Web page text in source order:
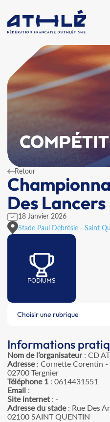
Retour
Des
18 Janvier 2026
Stade Paul Debrésie - Saint
PODIUMS
Choisir une rubrique
Informations
Nom de l’organisateur: CD
Adresse: Cornette Corentin -
02700 Tergnier
Téléphone 1 : 0614431551
Email : -
Site internet : -
Adresse du stade: Rue Des
02100 SAINT QUENTIN